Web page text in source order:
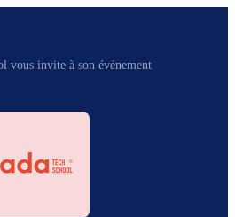
vous invite à son événement